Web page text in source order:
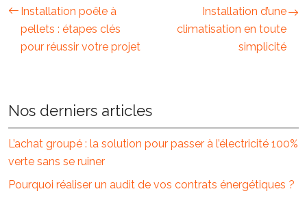
Installation poêle à
pellets : étapes clés
pour réussir votre projet
Installation d’une
climatisation en toute
simplicité
Nos derniers articles
L’achat groupé : la solution pour passer à l’électricité 100%
verte sans se ruiner
Pourquoi réaliser un audit de vos contrats énergétiques ?